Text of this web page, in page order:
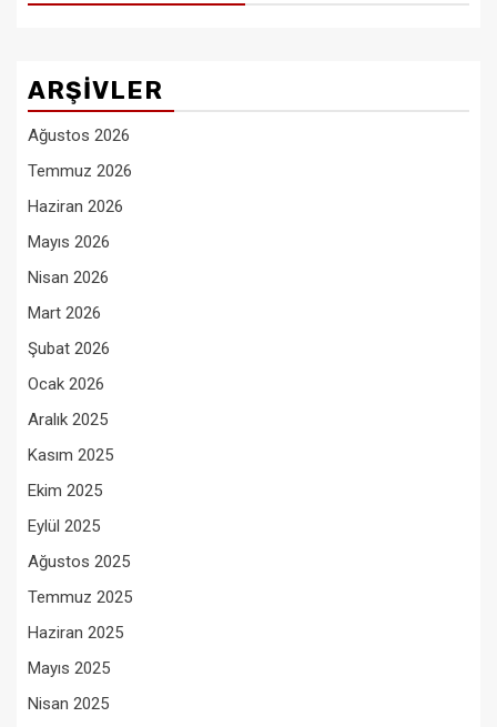
ARŞIVLER
Ağustos 2026
Temmuz 2026
Haziran 2026
Mayıs 2026
Nisan 2026
Mart 2026
Şubat 2026
Ocak 2026
Aralık 2025
Kasım 2025
Ekim 2025
Eylül 2025
Ağustos 2025
Temmuz 2025
Haziran 2025
Mayıs 2025
Nisan 2025